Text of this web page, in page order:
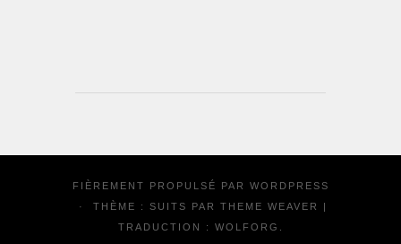
FIÈREMENT PROPULSÉ PAR WORDPRESS
·
THÈME : SUITS PAR THEME WEAVER
|
TRADUCTION : WOLFORG